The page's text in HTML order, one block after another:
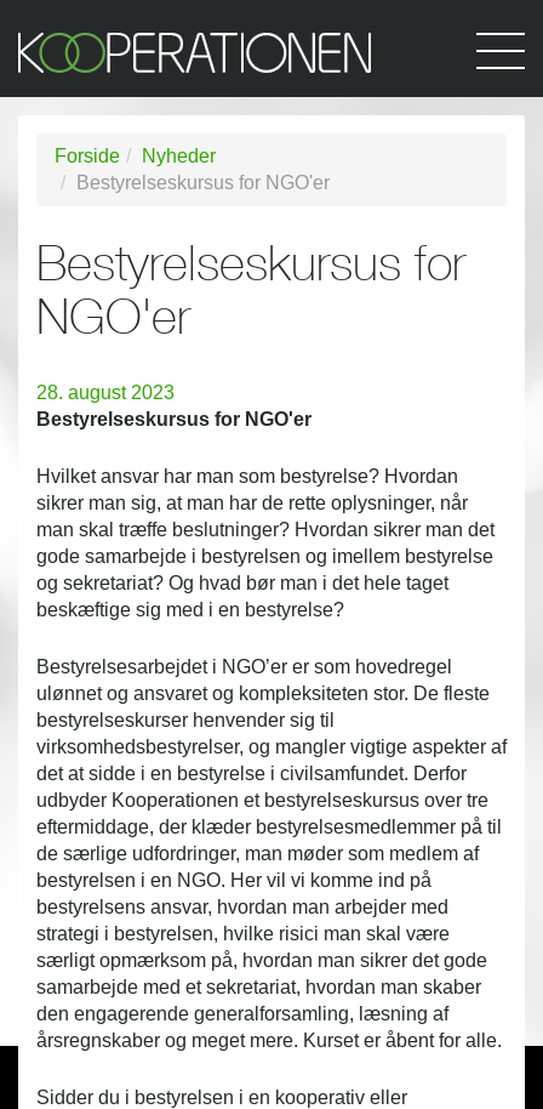
Forside
Nyheder
Bestyrelseskursus for NGO'er
Bestyrelseskursus for
NGO'er
28. august 2023
Bestyrelseskursus for NGO'er
Hvilket ansvar har man som bestyrelse? Hvordan
sikrer man sig, at man har de rette oplysninger, når
man skal træffe beslutninger? Hvordan sikrer man det
gode samarbejde i bestyrelsen og imellem bestyrelse
og sekretariat? Og hvad bør man i det hele taget
beskæftige sig med i en bestyrelse?
Bestyrelsesarbejdet i NGO’er er som hovedregel
ulønnet og ansvaret og kompleksiteten stor. De fleste
bestyrelseskurser henvender sig til
virksomhedsbestyrelser, og mangler vigtige aspekter af
det at sidde i en bestyrelse i civilsamfundet. Derfor
udbyder Kooperationen et bestyrelseskursus over tre
eftermiddage, der klæder bestyrelsesmedlemmer på til
de særlige udfordringer, man møder som medlem af
bestyrelsen i en NGO. Her vil vi komme ind på
bestyrelsens ansvar, hvordan man arbejder med
strategi i bestyrelsen, hvilke risici man skal være
særligt opmærksom på, hvordan man sikrer det gode
samarbejde med et sekretariat, hvordan man skaber
den engagerende generalforsamling, læsning af
årsregnskaber og meget mere. Kurset er åbent for alle.
Sidder du i bestyrelsen i en kooperativ eller